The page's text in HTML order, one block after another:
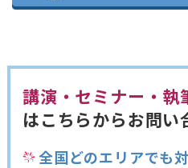
講演・セミナー・執
はこちらからお問い
全国どのエリアでも